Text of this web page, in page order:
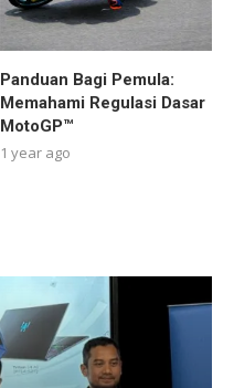
Panduan Bagi Pemula:
Memahami Regulasi Dasar
MotoGP™
1 year ago